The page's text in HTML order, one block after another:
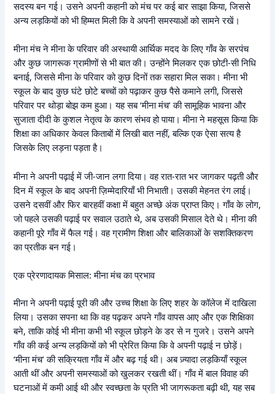
सदस्य बन गई। उसने अपनी कहानी को मंच पर कई बार साझा किया, जिससे
अन्य लड़कियों को भी हिम्मत मिली कि वे अपनी समस्याओं को सामने रखें।
मीना मंच ने मीना के परिवार की अस्थायी आर्थिक मदद के लिए गाँव के सरपंच
और कुछ जागरूक ग्रामीणों से भी बात की। उन्होंने मिलकर एक छोटी-सी निधि
बनाई, जिससे मीना के परिवार को कुछ दिनों तक सहारा मिल सका। मीना भी
स्कूल के बाद कुछ घंटे छोटे बच्चों को पढ़ाकर कुछ पैसे कमाने लगी, जिससे
परिवार पर थोड़ा बोझ कम हुआ। यह सब ‘मीना मंच’ की सामूहिक भावना और
सुजाता दीदी के कुशल नेतृत्व के कारण संभव हो पाया। मीना ने महसूस किया कि
शिक्षा का अधिकार केवल किताबों में लिखी बात नहीं, बल्कि एक ऐसा सत्य है
जिसके लिए लड़ना पड़ता है।
मीना ने अपनी पढ़ाई में जी-जान लगा दिया। वह रात-रात भर जागकर पढ़ती और
दिन में स्कूल के बाद अपनी ज़िम्मेदारियाँ भी निभाती। उसकी मेहनत रंग लाई।
उसने दसवीं और फिर बारहवीं कक्षा में बहुत अच्छे अंक प्राप्त किए। गाँव के लोग,
जो पहले उसकी पढ़ाई पर सवाल उठाते थे, अब उसकी मिसाल देते थे। मीना की
कहानी पूरे गाँव में फैल गई। वह ग्रामीण शिक्षा और बालिकाओं के सशक्तिकरण
का प्रतीक बन गई।
एक प्रेरणादायक मिसाल: मीना मंच का प्रभाव
मीना ने अपनी पढ़ाई पूरी की और उच्च शिक्षा के लिए शहर के कॉलेज में दाखिला
लिया। उसका सपना था कि वह पढ़कर अपने गाँव वापस आए और एक शिक्षिका
बने, ताकि कोई भी मीना कभी भी स्कूल छोड़ने के डर से न गुजरे। उसने अपने
गाँव की कई अन्य लड़कियों को भी प्रेरित किया कि वे अपनी पढ़ाई न छोड़ें।
‘मीना मंच’ की सक्रियता गाँव में और बढ़ गई थी। अब ज़्यादा लड़कियाँ स्कूल
आती थीं और अपनी समस्याओं को खुलकर रखती थीं। गाँव में बाल विवाह की
घटनाओं में कमी आई थी और स्वच्छता के प्रति भी जागरूकता बढ़ी थी, यह सब